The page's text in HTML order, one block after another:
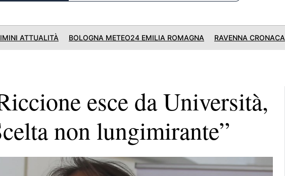
ATTUALITÀ BOLOGNA METEO24 EMILIA ROMAGNA RAVENNA CRONACA
esce da Università,
non lungimirante”